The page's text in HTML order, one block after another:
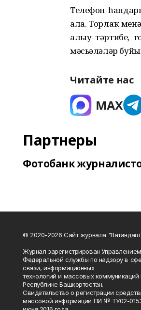
Телефон
ала. Торлаҡ
алыу тәртибе,
мәсьәләләр
Читайте нас
Партнеры
Фотобанк
© 2020-2026 Сайт журнала
Журнал зарегистрирован Управлением
Федеральной службы по надзору в
связи, информационных
технологий и массовых коммуникаций
Республике Башкортостан.
Свидетельство о регистрации
массовой информации ПИ № ТУ02-